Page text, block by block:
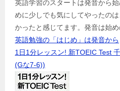
英語学習のスタートは発音から
めに少しでも気にしてやったの
かったと感じてます。発音は始め
英語勉強の「はじめ」は発音から
1日1分レッスン! 新TOEIC Test
(Gな7-6))